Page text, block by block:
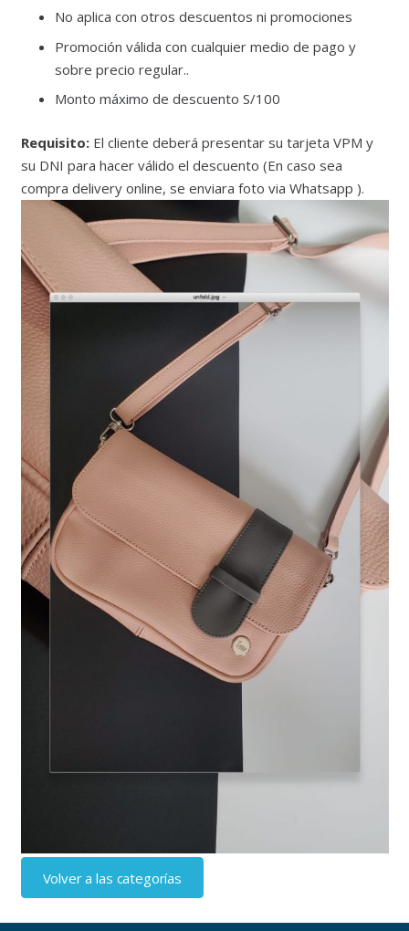
No aplica con otros descuentos ni promociones
Promoción válida con cualquier medio de pago y
sobre precio regular..
Monto máximo de descuento S/100
Requisito: El cliente deberá presentar su tarjeta VPM y
su DNI para hacer válido el descuento (En caso sea
compra delivery online, se enviara foto via Whatsapp ).
Volver a las categorías